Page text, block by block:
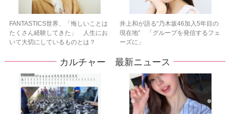
FANTASTICS世界、「悔しいことは
たくさん経験してきた」 人生にお
いて大切にしているものとは？
井上和が語る“乃木坂46加入5年目の
現在地” 「グループを発信するフェ
ーズに」
カルチャー 最新ニュース